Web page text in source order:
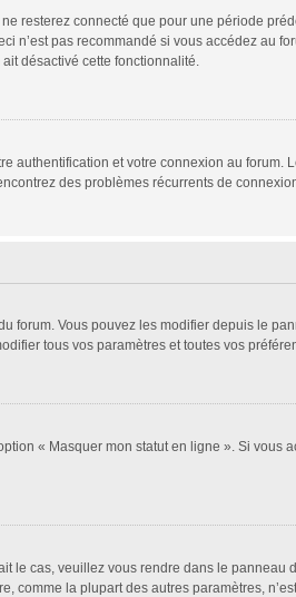
resterez connecté que pour une période
n’est pas recommandé si vous accédez au
désactivé cette fonctionnalité.
et votre connexion au forum.
des problèmes récurrents de
forum. Vous pouvez les modifier depuis le
tous vos paramètres et toutes vos
« Masquer mon statut en ligne ». Si
le cas, veuillez vous rendre dans le
la plupart des autres paramètres,